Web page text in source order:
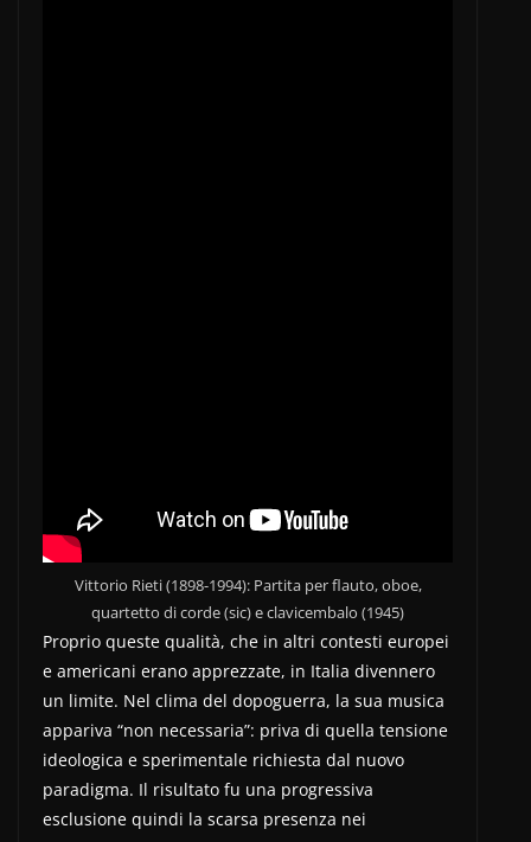
Vittorio Rieti (1898-1994): Partita per flauto, oboe,
quartetto di corde (sic) e clavicembalo (1945)
Proprio queste qualità, che in altri contesti europei
e americani erano apprezzate, in Italia divennero
un limite. Nel clima del dopoguerra, la sua musica
appariva “non necessaria”: priva di quella tensione
ideologica e sperimentale richiesta dal nuovo
paradigma. Il risultato fu una progressiva
esclusione quindi la scarsa presenza nei